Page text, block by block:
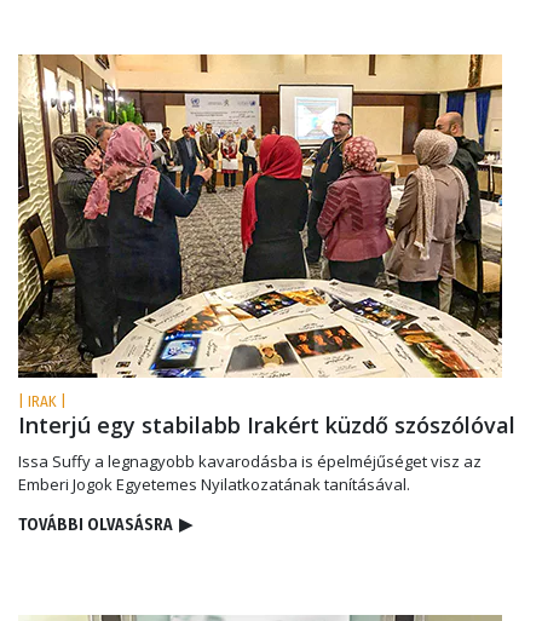
| IRAK |
Interjú egy stabilabb Irakért küzdő szószólóval
Issa Suffy a legnagyobb kavarodásba is épelméjűséget visz az
Emberi Jogok Egyetemes Nyilatkozatának tanításával.
TOVÁBBI OLVASÁSRA ▶